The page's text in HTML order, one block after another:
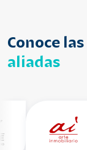
Conoce las
aliadas